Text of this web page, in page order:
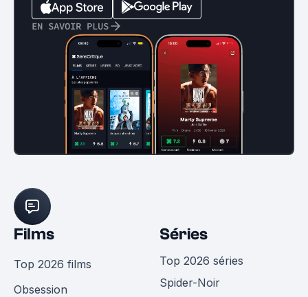
EN SAVOIR PLUS
Films
Top 2026 films
Obsession
Séries
Top 2026 séries
Spider-Noir